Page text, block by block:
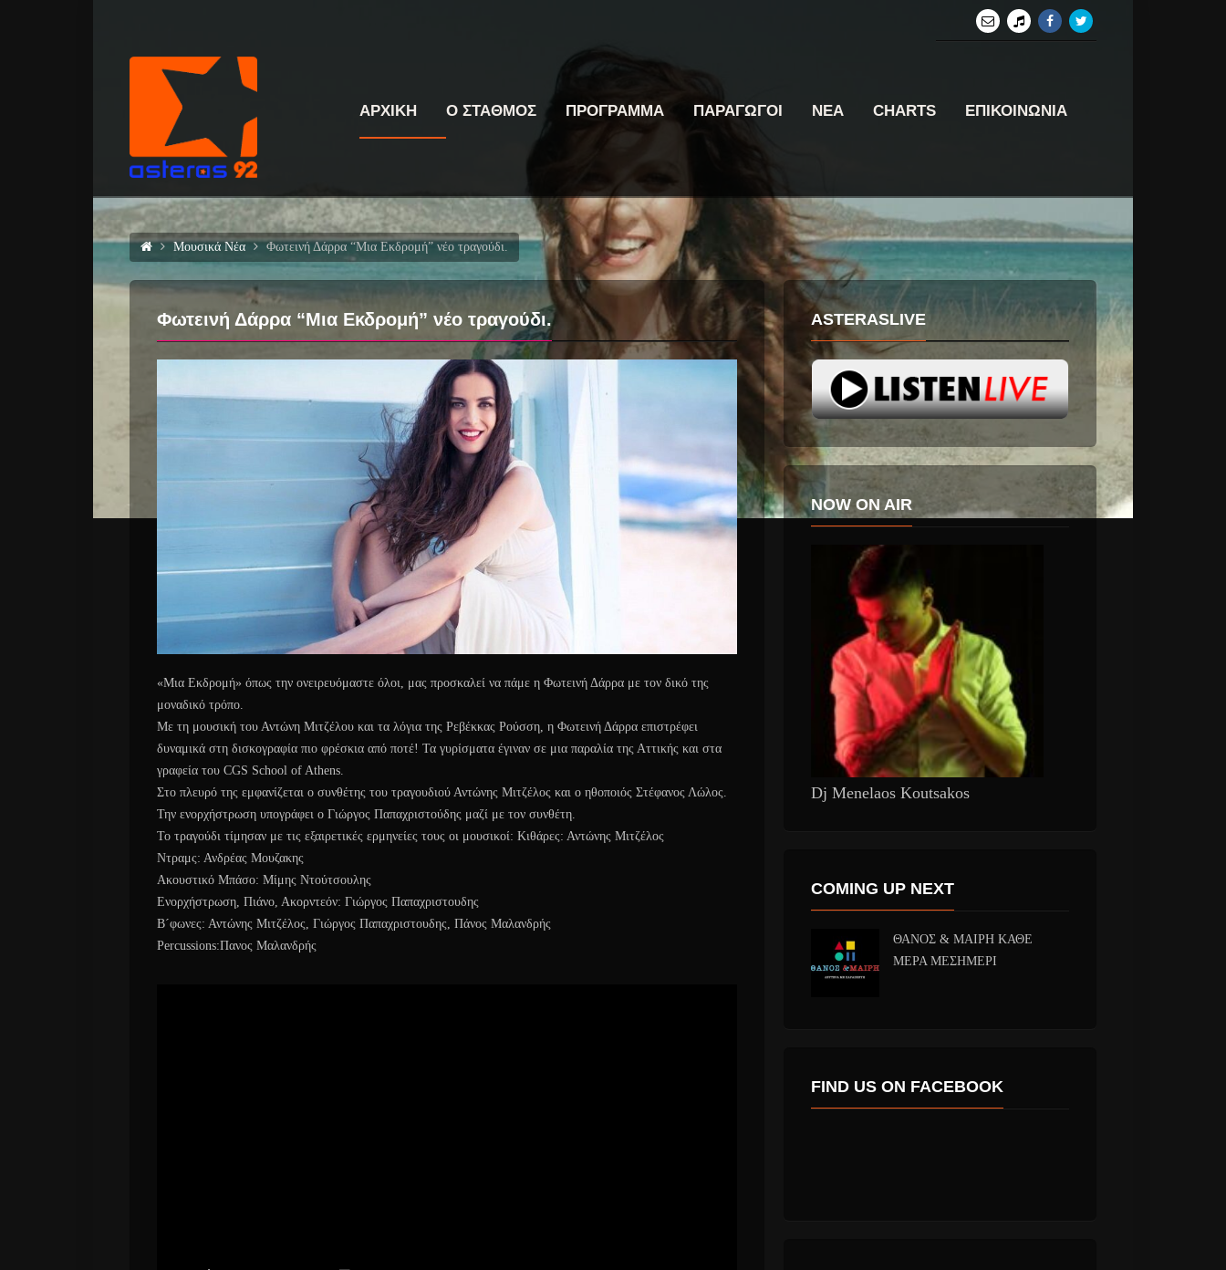
ΑΡΧΙΚΗ Ο ΣΤΑΘΜΟΣ ΠΡΟΓΡΑΜΜΑ ΠΑΡΑΓΩΓΟΙ ΝΕΑ CHARTS ΕΠΙΚΟΙΝΩΝΙΑ
Μουσικά Νέα Φωτεινή Δάρρα “Μια Εκδρομή” νέο τραγούδι.
Φωτεινή Δάρρα “Μια Εκδρομή” νέο τραγούδι.
«Μια Εκδρομή» όπως την ονειρευόμαστε όλοι, μας προσκαλεί να πάμε η Φωτεινή Δάρρα με τον δικό της
μοναδικό τρόπο.
Με τη μουσική του Αντώνη Μιτζέλου και τα λόγια της Ρεβέκκας Ρούσση, η Φωτεινή Δάρρα επιστρέφει
δυναμικά στη δισκογραφία πιο φρέσκια από ποτέ! Τα γυρίσματα έγιναν σε μια παραλία της Αττικής και στα
γραφεία του CGS School of Athens.
Στο πλευρό της εμφανίζεται ο συνθέτης του τραγουδιού Αντώνης Μιτζέλος και ο ηθοποιός Στέφανος Λώλος.
Την ενορχήστρωση υπογράφει ο Γιώργος Παπαχριστούδης μαζί με τον συνθέτη.
Το τραγούδι τίμησαν με τις εξαιρετικές ερμηνείες τους οι μουσικοί: Κιθάρες: Αντώνης Μιτζέλος
Ντραμς: Ανδρέας Μουζακης
Ακουστικό Μπάσο: Μίμης Ντούτσουλης
Ενορχήστρωση, Πιάνο, Ακορντεόν: Γιώργος Παπαχριστουδης
Β´φωνες: Αντώνης Μιτζέλος, Γιώργος Παπαχριστουδης, Πάνος Μαλανδρής
Percussions:Πανος Μαλανδρής
ASTERASLIVE
NOW ON AIR
Dj Menelaos Koutsakos
COMING UP NEXT
ΘΑΝΟΣ & ΜΑΙΡΗ ΚΑΘΕ
ΜΕΡΑ ΜΕΣΗΜΕΡΙ
FIND US ON FACEBOOK